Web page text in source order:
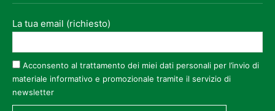
La tua email (richiesto)
Acconsento al trattamento dei miei dati personali per l’invio di
materiale informativo e promozionale tramite il servizio di
newsletter